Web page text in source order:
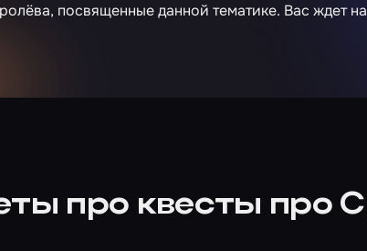
посвященные данной тематике. Вас ждет
про квесты про